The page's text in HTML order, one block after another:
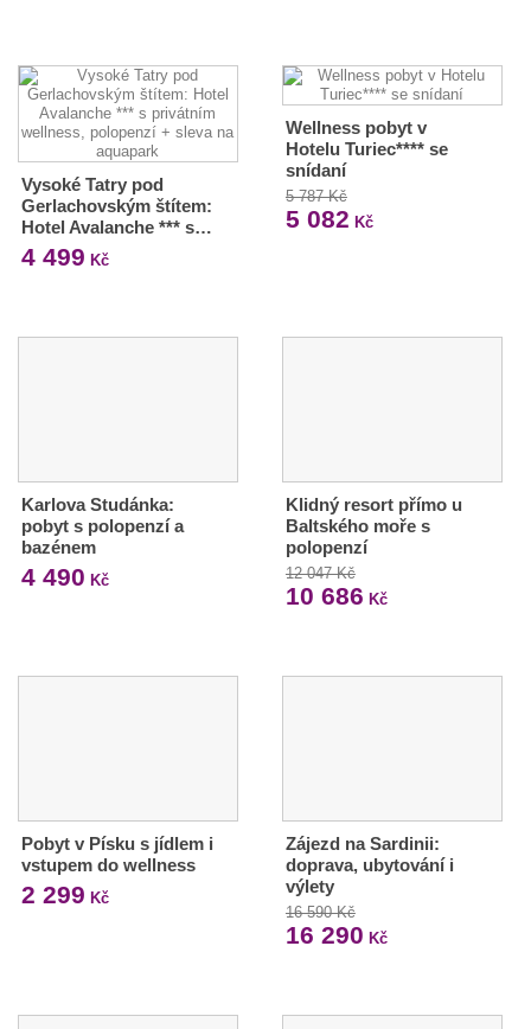
Vysoké Tatry pod
Gerlachovským štítem:
Hotel Avalanche *** s…
4 499 Kč
Wellness pobyt v
Hotelu Turiec**** se
snídaní
5 787 Kč
5 082 Kč
Karlova Studánka:
pobyt s polopenzí a
bazénem
4 490 Kč
Klidný resort přímo u
Baltského moře s
polopenzí
12 047 Kč
10 686 Kč
Pobyt v Písku s jídlem i
vstupem do wellness
2 299 Kč
Zájezd na Sardinii:
doprava, ubytování i
výlety
16 590 Kč
16 290 Kč